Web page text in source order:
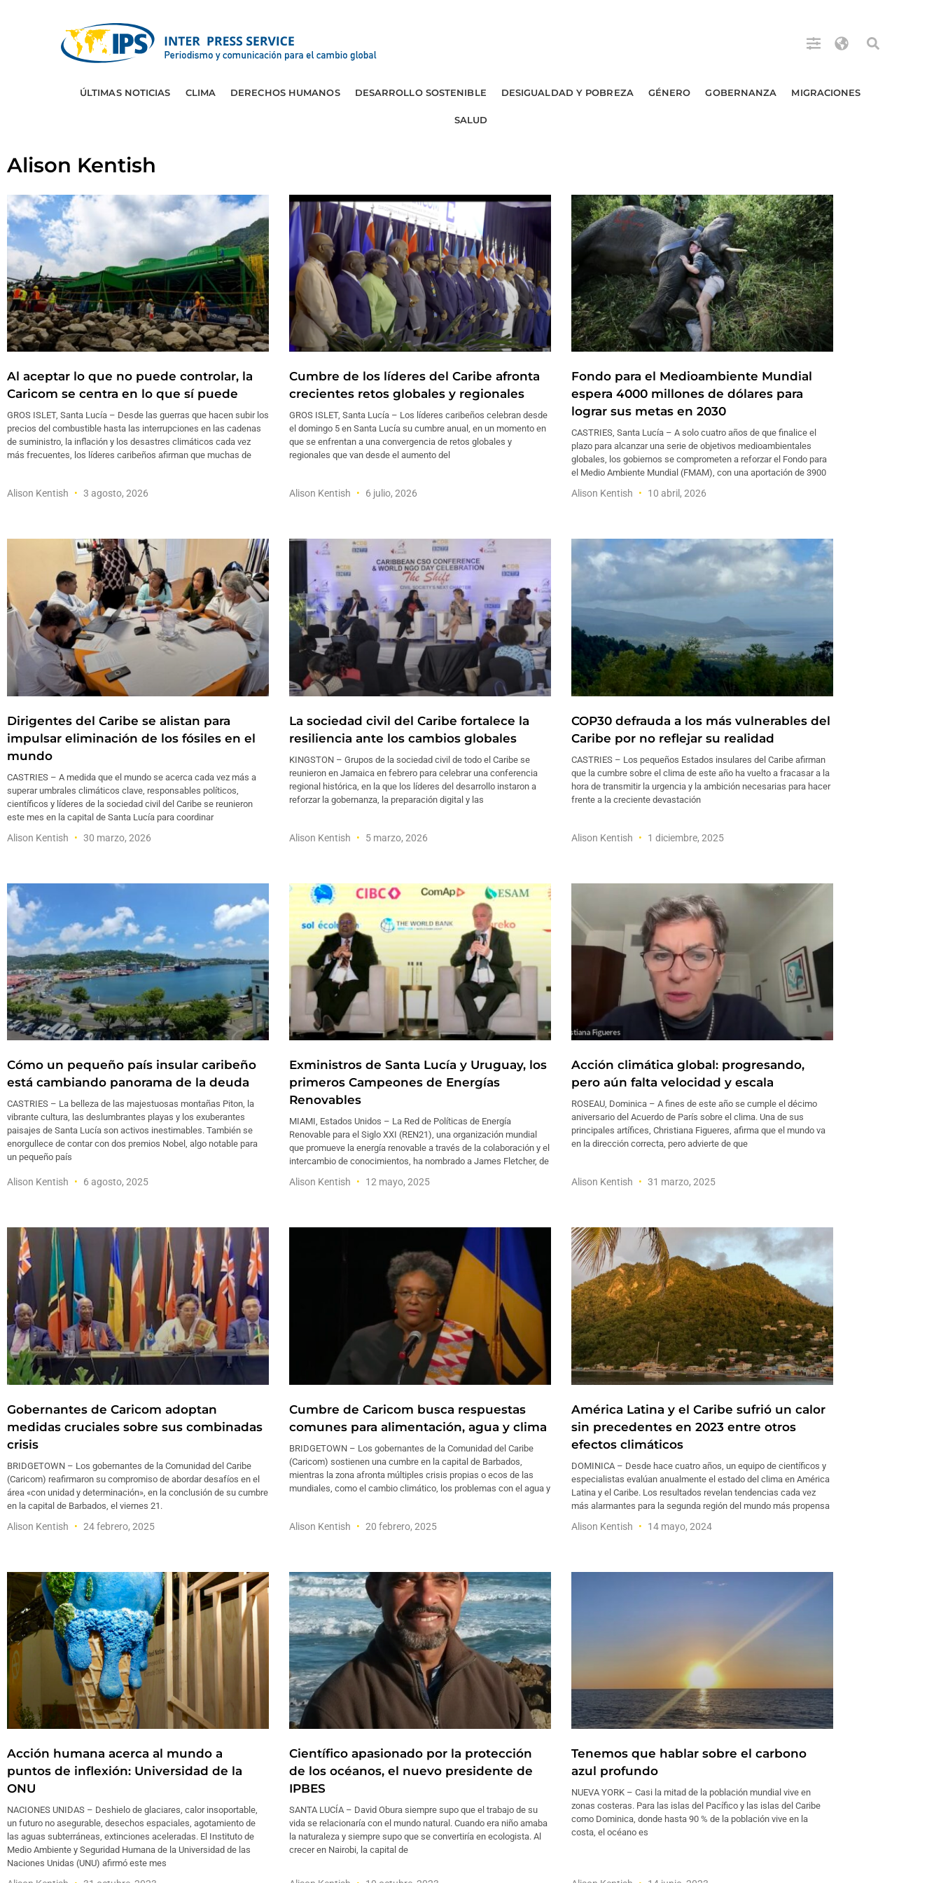
ÚLTIMAS NOTICIAS CLIMA DERECHOS HUMANOS DESARROLLO SOSTENIBLE DESIGUALDAD Y POBREZA GÉNERO GOBERNANZA MIGRACIONES
SALUD
Alison Kentish
Al aceptar lo que no puede controlar, la
Caricom se centra en lo que sí puede
GROS ISLET, Santa Lucía – Desde las guerras que hacen subir los
precios del combustible hasta las interrupciones en las cadenas
de suministro, la inflación y los desastres climáticos cada vez
más frecuentes, los líderes caribeños afirman que muchas de
Alison Kentish 3 agosto, 2026
Cumbre de los líderes del Caribe afronta
crecientes retos globales y regionales
GROS ISLET, Santa Lucía – Los líderes caribeños celebran desde
el domingo 5 en Santa Lucía su cumbre anual, en un momento en
que se enfrentan a una convergencia de retos globales y
regionales que van desde el aumento del
Alison Kentish 6 julio, 2026
Fondo para el Medioambiente Mundial
espera 4000 millones de dólares para
lograr sus metas en 2030
CASTRIES, Santa Lucía – A solo cuatro años de que finalice el
plazo para alcanzar una serie de objetivos medioambientales
globales, los gobiernos se comprometen a reforzar el Fondo para
el Medio Ambiente Mundial (FMAM), con una aportación de 3900
Alison Kentish 10 abril, 2026
Dirigentes del Caribe se alistan para
impulsar eliminación de los fósiles en el
mundo
CASTRIES – A medida que el mundo se acerca cada vez más a
superar umbrales climáticos clave, responsables políticos,
científicos y líderes de la sociedad civil del Caribe se reunieron
este mes en la capital de Santa Lucía para coordinar
Alison Kentish 30 marzo, 2026
La sociedad civil del Caribe fortalece la
resiliencia ante los cambios globales
KINGSTON – Grupos de la sociedad civil de todo el Caribe se
reunieron en Jamaica en febrero para celebrar una conferencia
regional histórica, en la que los líderes del desarrollo instaron a
reforzar la gobernanza, la preparación digital y las
Alison Kentish 5 marzo, 2026
COP30 defrauda a los más vulnerables del
Caribe por no reflejar su realidad
CASTRIES – Los pequeños Estados insulares del Caribe afirman
que la cumbre sobre el clima de este año ha vuelto a fracasar a la
hora de transmitir la urgencia y la ambición necesarias para hacer
frente a la creciente devastación
Alison Kentish 1 diciembre, 2025
Cómo un pequeño país insular caribeño
está cambiando panorama de la deuda
CASTRIES – La belleza de las majestuosas montañas Piton, la
vibrante cultura, las deslumbrantes playas y los exuberantes
paisajes de Santa Lucía son activos inestimables. También se
enorgullece de contar con dos premios Nobel, algo notable para
un pequeño país
Alison Kentish 6 agosto, 2025
Exministros de Santa Lucía y Uruguay, los
primeros Campeones de Energías
Renovables
MIAMI, Estados Unidos – La Red de Políticas de Energía
Renovable para el Siglo XXI (REN21), una organización mundial
que promueve la energía renovable a través de la colaboración y el
intercambio de conocimientos, ha nombrado a James Fletcher, de
Alison Kentish 12 mayo, 2025
Acción climática global: progresando,
pero aún falta velocidad y escala
ROSEAU, Dominica – A fines de este año se cumple el décimo
aniversario del Acuerdo de París sobre el clima. Una de sus
principales artífices, Christiana Figueres, afirma que el mundo va
en la dirección correcta, pero advierte de que
Alison Kentish 31 marzo, 2025
Gobernantes de Caricom adoptan
medidas cruciales sobre sus combinadas
crisis
BRIDGETOWN – Los gobernantes de la Comunidad del Caribe
(Caricom) reafirmaron su compromiso de abordar desafíos en el
área «con unidad y determinación», en la conclusión de su cumbre
en la capital de Barbados, el viernes 21.
Alison Kentish 24 febrero, 2025
Cumbre de Caricom busca respuestas
comunes para alimentación, agua y clima
BRIDGETOWN – Los gobernantes de la Comunidad del Caribe
(Caricom) sostienen una cumbre en la capital de Barbados,
mientras la zona afronta múltiples crisis propias o ecos de las
mundiales, como el cambio climático, los problemas con el agua y
Alison Kentish 20 febrero, 2025
América Latina y el Caribe sufrió un calor
sin precedentes en 2023 entre otros
efectos climáticos
DOMINICA – Desde hace cuatro años, un equipo de científicos y
especialistas evalúan anualmente el estado del clima en América
Latina y el Caribe. Los resultados revelan tendencias cada vez
más alarmantes para la segunda región del mundo más propensa
Alison Kentish 14 mayo, 2024
Acción humana acerca al mundo a
puntos de inflexión: Universidad de la
ONU
NACIONES UNIDAS – Deshielo de glaciares, calor insoportable,
un futuro no asegurable, desechos espaciales, agotamiento de
las aguas subterráneas, extinciones aceleradas. El Instituto de
Medio Ambiente y Seguridad Humana de la Universidad de las
Naciones Unidas (UNU) afirmó este mes
Científico apasionado por la protección
de los océanos, el nuevo presidente de
IPBES
SANTA LUCÍA – David Obura siempre supo que el trabajo de su
vida se relacionaría con el mundo natural. Cuando era niño amaba
la naturaleza y siempre supo que se convertiría en ecologista. Al
crecer en Nairobi, la capital de
Tenemos que hablar sobre el carbono
azul profundo
NUEVA YORK – Casi la mitad de la población mundial vive en
zonas costeras. Para las islas del Pacífico y las islas del Caribe
como Dominica, donde hasta 90 % de la población vive en la
costa, el océano es